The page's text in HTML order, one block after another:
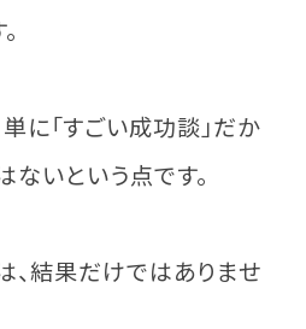
に「すごい成功談」だか
いという点です。
、結果だけではありませ